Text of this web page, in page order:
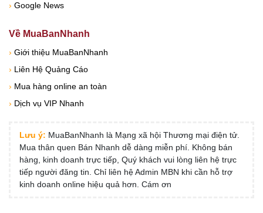
› Google News
Về MuaBanNhanh
› Giới thiệu MuaBanNhanh
› Liên Hệ Quảng Cáo
› Mua hàng online an toàn
› Dịch vụ VIP Nhanh
Lưu ý: MuaBanNhanh là Mạng xã hội Thương mại điện tử.
Mua thân quen Bán Nhanh dễ dàng miễn phí. Không bán
hàng, kinh doanh trực tiếp, Quý khách vui lòng liên hệ trực
tiếp người đăng tin. Chỉ liên hệ Admin MBN khi cần hỗ trợ
kinh doanh online hiệu quả hơn. Cám ơn